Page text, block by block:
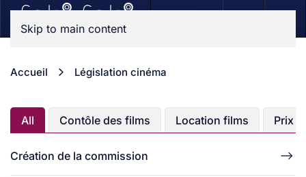
Skip to main content
Accueil Législation cinéma
All Contôle des films Location films Prix
Création de la commission